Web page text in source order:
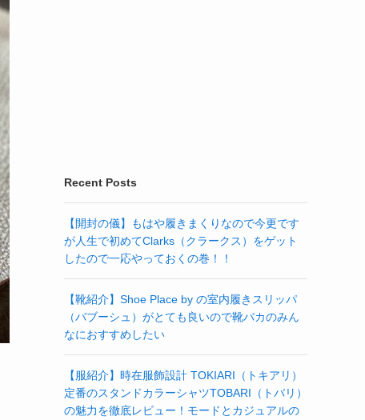
Recent Posts
【開封の儀】もはや履きまくりなので今更です
が人生で初めてClarks（クラークス）をゲット
したので一応やっておくの巻！！
【靴紹介】Shoe Place by の室内履きスリッパ
（バブーシュ）がとても良いので靴バカのみん
なにおすすめしたい
【服紹介】時在服飾設計 TOKIARI（トキアリ）
定番のスタンドカラーシャツTOBARI（トバリ）
の魅力を徹底レビュー！モードとカジュアルの